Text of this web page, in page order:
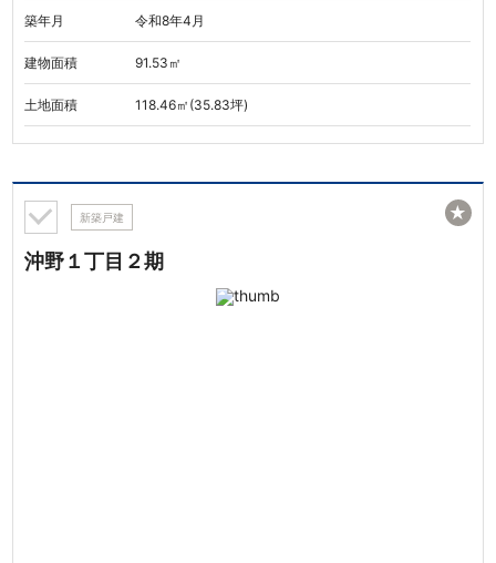
築年月 令和8年4月
建物面積 91.53㎡
土地面積 118.46㎡(35.83坪)
新築戸建
沖野１丁目２期
★